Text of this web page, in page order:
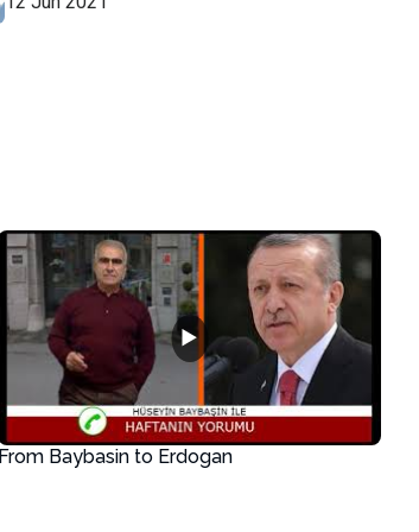
▶
From Baybasin to Erdogan